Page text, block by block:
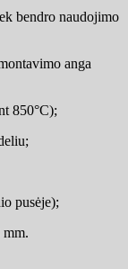
bendro naudojimo
anga
850°С);
pusėje);